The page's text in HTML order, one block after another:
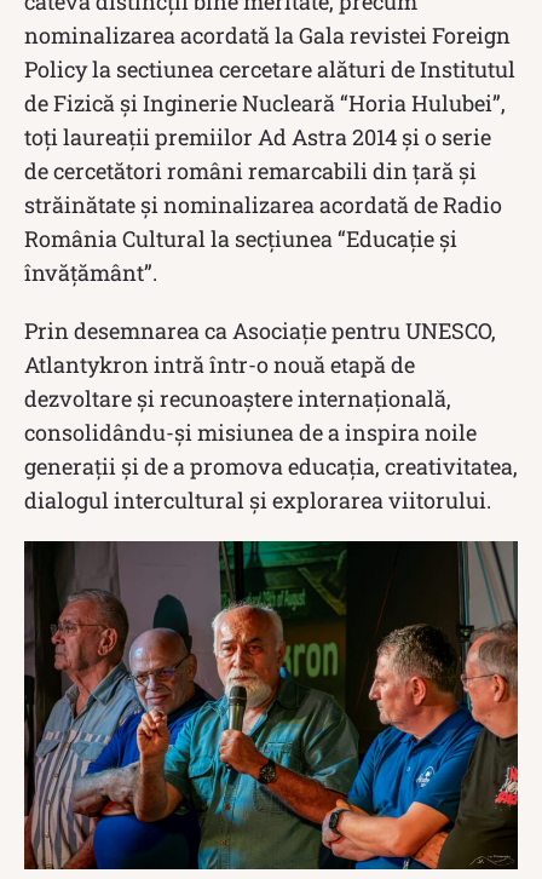
nominalizarea acordată la Gala revistei Foreign
Policy la sectiunea cercetare alături de Institutul
de Fizică și Inginerie Nucleară “Horia Hulubei”,
toți laureații premiilor Ad Astra 2014 și o serie
de cercetători români remarcabili din țară și
străinătate și nominalizarea acordată de Radio
România Cultural la secțiunea “Educație și
învățământ”.
Prin desemnarea ca Asociație pentru UNESCO,
Atlantykron intră într-o nouă etapă de
dezvoltare și recunoaștere internațională,
consolidându-și misiunea de a inspira noile
generații și de a promova educația, creativitatea,
dialogul intercultural și explorarea viitorului.